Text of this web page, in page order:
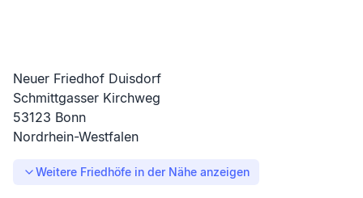
Neuer Friedhof Duisdorf
Schmittgasser Kirchweg
53123 Bonn
Nordrhein-Westfalen
Weitere Friedhöfe in der Nähe anzeigen